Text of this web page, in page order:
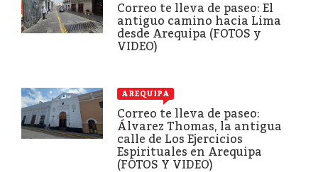
Correo te lleva de paseo: El
antiguo camino hacia Lima
desde Arequipa (FOTOS y
VIDEO)
AREQUIPA
Correo te lleva de paseo:
Álvarez Thomas, la antigua
calle de Los Ejercicios
Espirituales en Arequipa
(FOTOS Y VIDEO)